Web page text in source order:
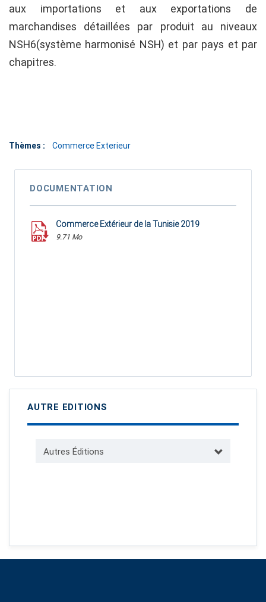
aux importations et aux exportations de
marchandises détaillées par produit au niveaux
NSH6(système harmonisé NSH) et par pays et par
chapitres.
Thèmes : Commerce Exterieur
DOCUMENTATION
Commerce Extérieur de la Tunisie 2019
9.71 Mo
AUTRE EDITIONS
Autres Éditions